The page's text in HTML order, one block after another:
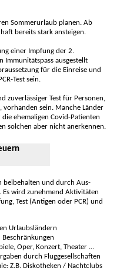
Sommer­urlaub planen. Ab
bereits stark ansteigen.
einer Impfung der 2.
Immunitäts­pass ausge­stellt
für die Ein­reise und
Test sein.
zuver­lässiger Test für Per­sonen,
sein. Manche Länder
ehe­maligen Covid-Patien­ten
solchen aber nicht aner­kennen.
bei­be­halten und durch Aus­
Es wird zu­neh­mend Akti­vi­täten
Test (Antigen oder PCR) und
Urlaubsländern
Oper, Konzert, Theater ...
durch Flug­gesell­schaften
Z.B. Disko­theken / Nacht­clubs